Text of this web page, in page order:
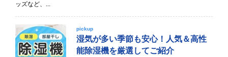
ッズなど、...
pickup
湿気が多い季節も安心！人気＆高性
能除湿機を厳選してご紹介